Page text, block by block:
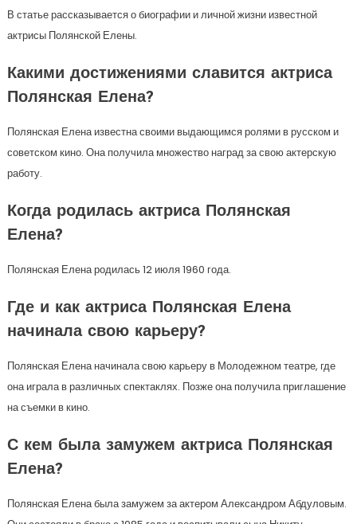
В статье рассказывается о биографии и личной жизни известной
актрисы Полянской Елены.
Какими достижениями славится актриса
Полянская Елена?
Полянская Елена известна своими выдающимся ролями в русском и
советском кино. Она получила множество наград за свою актерскую
работу.
Когда родилась актриса Полянская
Елена?
Полянская Елена родилась 12 июля 1960 года.
Где и как актриса Полянская Елена
начинала свою карьеру?
Полянская Елена начинала свою карьеру в Молодежном театре, где
она играла в различных спектаклях. Позже она получила приглашение
на съемки в кино.
С кем была замужем актриса Полянская
Елена?
Полянская Елена была замужем за актером Александром Абдуловым.